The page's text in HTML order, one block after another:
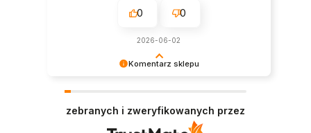
Komentarz sklepu
oczekiwaniom.
0 0
2026-06-02
zebranych i zweryfikowanych przez